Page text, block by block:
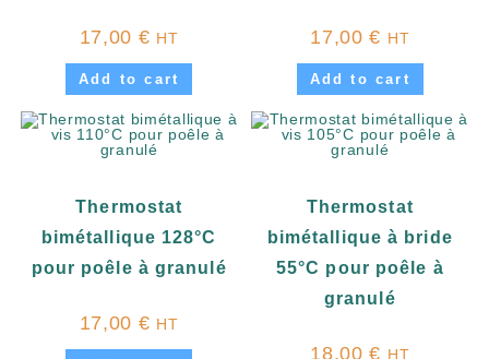
17,00 € HT
Add to cart
17,00€ HT
Add to cart
Thermostat
bimétallique 128°C
pour poêle à granulé
17,00 € HT
Thermostat
bimétallique à bride
55°C pour poêle à
granulé
18,00€ HT